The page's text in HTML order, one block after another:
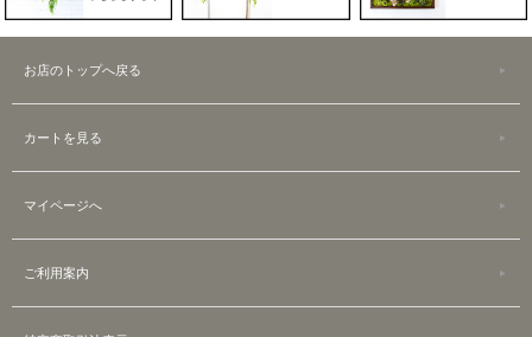
お店のトップへ戻る
カートを見る
マイページへ
ご利用案内